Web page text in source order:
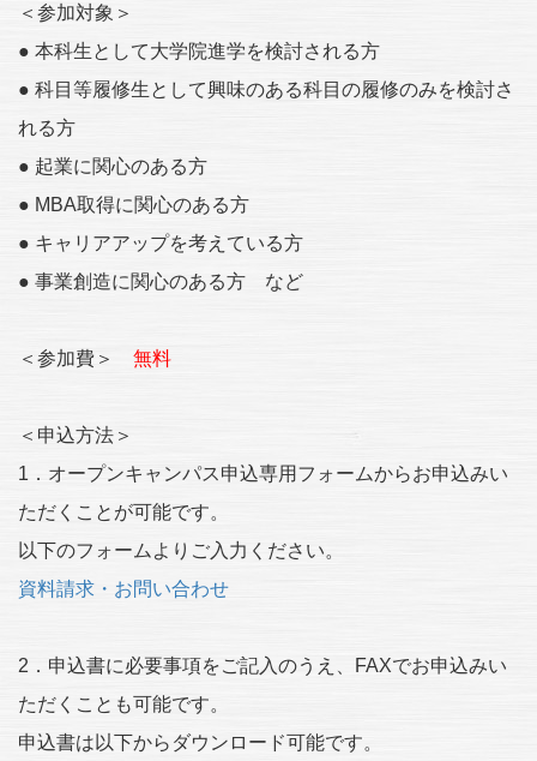
＜参加対象＞
● 本科生として大学院進学を検討される方
● 科目等履修生として興味のある科目の履修のみを検討さ
れる方
● 起業に関心のある方
● MBA取得に関心のある方
● キャリアアップを考えている方
● 事業創造に関心のある方 など
＜参加費＞ 無料
＜申込方法＞
1．オープンキャンパス申込専用フォームからお申込みい
ただくことが可能です。
以下のフォームよりご入力ください。
資料請求・お問い合わせ
2．申込書に必要事項をご記入のうえ、FAXでお申込みい
ただくことも可能です。
申込書は以下からダウンロード可能です。